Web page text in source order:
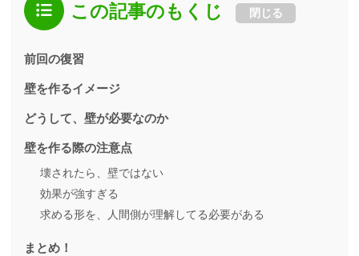
この記事のもくじ 閉じる
前回の復習
壁を作るイメージ
どうして、壁が必要なのか
壁を作る際の注意点
壊されたら、壁ではない
効果が強すぎる
求める形を、人間側が理解してる必要がある
まとめ！